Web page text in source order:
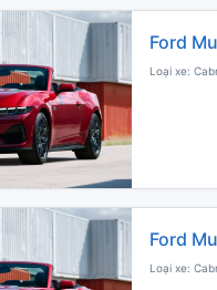
Ford
Loại xe:
Ford
Loại xe: